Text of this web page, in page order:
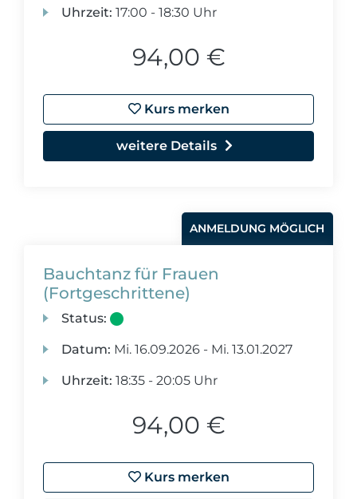
Uhrzeit: 17:00 - 18:30 Uhr
94,00 €
Kurs merken
weitere Details
ANMELDUNG MÖGLICH
Bauchtanz für Frauen
(Fortgeschrittene)
Status:
Datum: Mi. 16.09.2026 - Mi. 13.01.2027
Uhrzeit: 18:35 - 20:05 Uhr
94,00 €
Kurs merken